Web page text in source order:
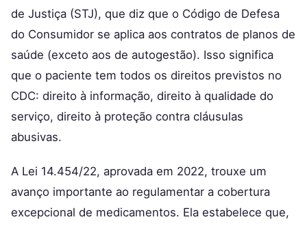
de Justiça (STJ), que diz que o Código de Defesa
do Consumidor se aplica aos contratos de planos de
saúde (exceto aos de autogestão). Isso significa
que o paciente tem todos os direitos previstos no
CDC: direito à informação, direito à qualidade do
serviço, direito à proteção contra cláusulas
abusivas.
A Lei 14.454/22, aprovada em 2022, trouxe um
avanço importante ao regulamentar a cobertura
excepcional de medicamentos. Ela estabelece que,